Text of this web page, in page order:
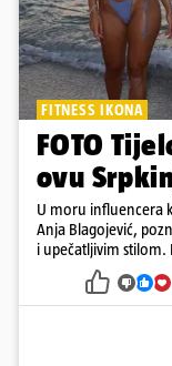
FITNESS IKONA
FOTO
ovu
U moru influencera
Anja Blagojević,
i upečatljivim stilom.
Dubaiju, Anja je